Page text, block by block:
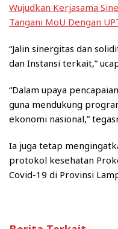
Wujudkan Kerjasama
Tangani MoU Dengan
“Jalin sinergitas dan
dan Instansi terkait,”
“Dalam upaya
guna mendukung
ekonomi nasional,”
Ia juga tetap
protokol kesehatan
Covid-19 di Provinsi